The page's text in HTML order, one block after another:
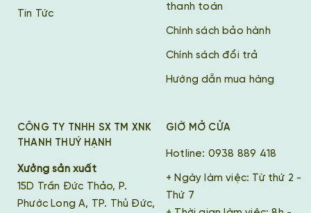
Tin Tức
thanh toán
Chính sách bảo hành
Chính sách đổi trả
Hướng dẫn mua hàng
CÔNG TY TNHH SX TM XNK
THANH THUÝ HẠNH
Xưởng sản xuất
15D Trần Đức Thảo, P.
Phước Long A, TP. Thủ Đức,
GIỜ MỞ CỬA
Hotline: 0938 889 418
+ Ngày làm việc: Từ thứ 2 -
Thứ 7